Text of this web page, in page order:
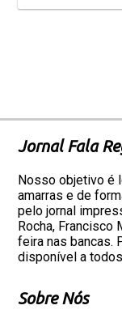
Jornal Fala
Nosso objetivo é
amarras e de
pelo jornal
Rocha, Francisco
feira nas bancas.
disponível a
Sobre Nós